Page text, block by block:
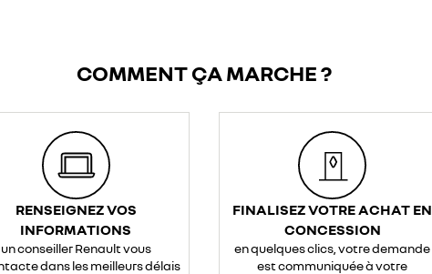
COMMENT ÇA MARCHE ?
RENSEIGNEZ VOS
INFORMATIONS
un conseiller Renault vous
dans les meilleurs délais
FINALISEZ VOTRE ACHAT EN
CONCESSION
en quelques clics, votre demande
est communiquée à votre